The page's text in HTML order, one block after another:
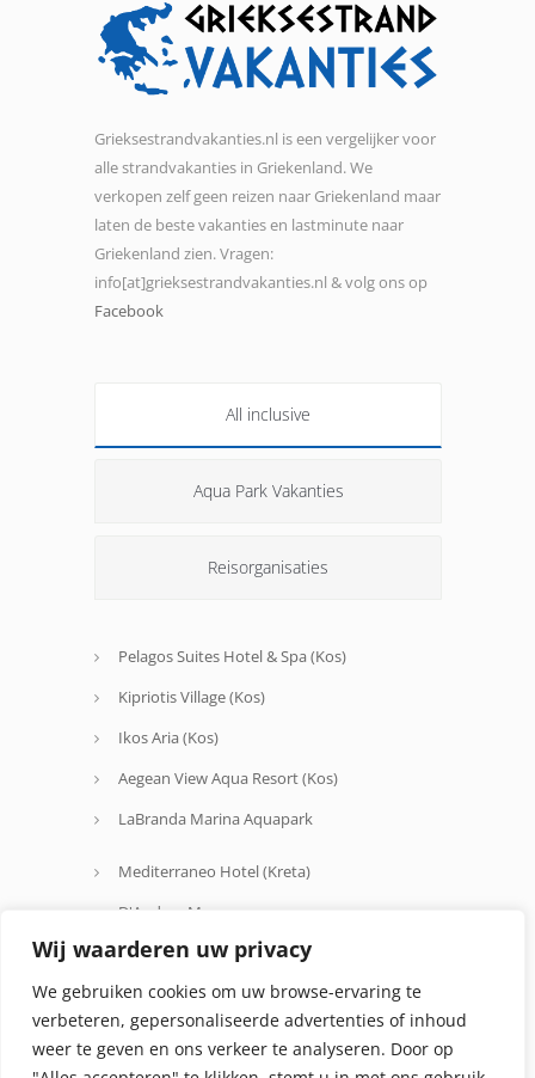
Wij waarderen uw privacy
We gebruiken cookies om uw browse-ervaring te
verbeteren, gepersonaliseerde advertenties of inhoud
weer te geven en ons verkeer te analyseren. Door op
Grieksestrandvakanties.nl is een vergelijker voor
alle strandvakanties in Griekenland. We
verkopen zelf geen reizen naar Griekenland maar
laten de beste vakanties en lastminute naar
Griekenland zien. Vragen:
info[at]grieksestrandvakanties.nl & volg ons op
Facebook
All inclusive
Aqua Park Vakanties
Reisorganisaties
Pelagos Suites Hotel & Spa (Kos)
Kipriotis Village (Kos)
Ikos Aria (Kos)
Aegean View Aqua Resort (Kos)
LaBranda Marina Aquapark
Mediterraneo Hotel (Kreta)
D'Andrea Mare
Avra Beach
Oceanis Hotel